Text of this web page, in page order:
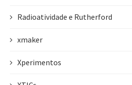
Radioatividade e Rutherford
xmaker
Xperimentos